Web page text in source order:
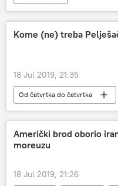
Kome (ne) treba
18 Jul 2019, 21:35
Od četvrtka do četvrtka
Američki brod oborio
moreuzu
18 Jul 2019, 21:26